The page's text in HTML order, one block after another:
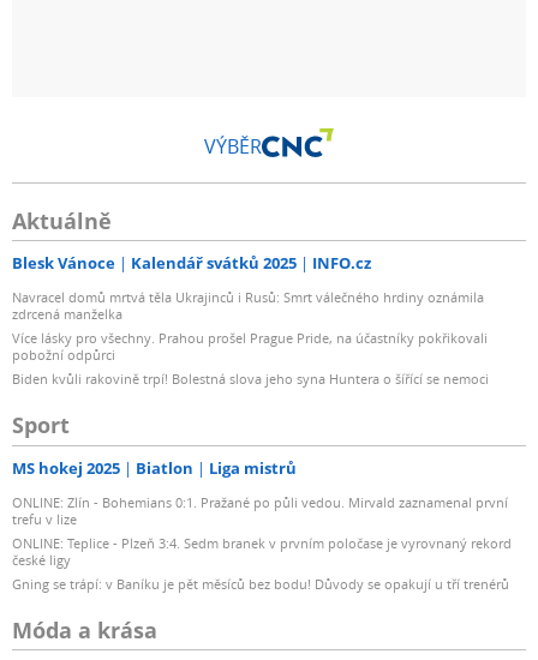
VÝBĚR
Aktuálně
Blesk Vánoce Kalendář svátků 2025 INFO.cz
Navracel domů mrtvá těla Ukrajinců i Rusů: Smrt válečného hrdiny oznámila
zdrcená manželka
Více lásky pro všechny. Prahou prošel Prague Pride, na účastníky pokřikovali
pobožní odpůrci
Biden kvůli rakovině trpí! Bolestná slova jeho syna Huntera o šířící se nemoci
Sport
MS hokej 2025 Biatlon Liga mistrů
ONLINE: Zlín - Bohemians 0:1. Pražané po půli vedou. Mirvald zaznamenal první
trefu v lize
ONLINE: Teplice - Plzeň 3:4. Sedm branek v prvním poločase je vyrovnaný rekord
české ligy
Gning se trápí: v Baníku je pět měsíců bez bodu! Důvody se opakují u tří trenérů
Móda a krása